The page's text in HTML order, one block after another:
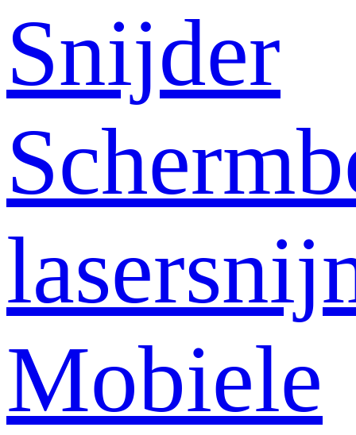
Snijder
Mobiele